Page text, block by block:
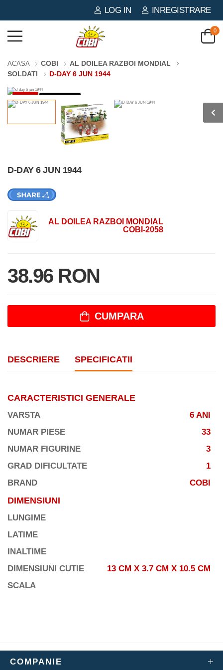
LOG IN INREGISTRARE
0
ACASA COBI
AL DOILEA RAZBOI MONDIAL
SOLDATI
D-DAY 6 JUN 1944
-3% 33 PIESE
D-DAY 6 JUN 1944
AL DOILEA RAZBOI MONDIAL
COBI-2058
38.96 RON
CUMPARA
DESCRIERE SPECIFICATII
CARACTERISTICI GENERALE
VARSTA
6 ANI
NUMAR PIESE
33
NUMAR FIGURINE
3
GRAD DIFICULTATE
1
BRAND
COBI
DIMENSIUNI
LUNGIME
LATIME
INALTIME
DIMENSIUNI CUTIE
13 CM X 3.7 CM X 10.5 CM
SCALA
COMPANIE